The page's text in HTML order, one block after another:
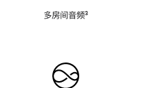
多房间音频脚
³